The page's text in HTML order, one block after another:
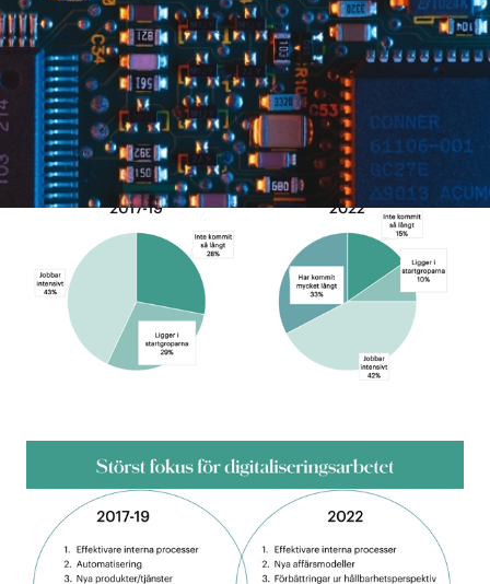
representerande företag med upp till 50
anställda verksamma inom
tillverkning/produktion.